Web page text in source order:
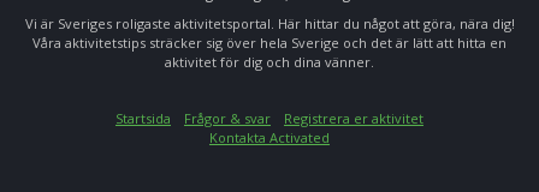
Vi är Sveriges roligaste aktivitetsportal. Här hittar du något att göra, nära dig!
Våra aktivitetstips sträcker sig över hela Sverige och det är lätt att hitta en
aktivitet för dig och dina vänner.
Startsida Frågor & svar
Registrera er aktivitet
Kontakta Activated